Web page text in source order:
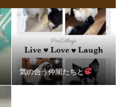
気の合う仲間たちと